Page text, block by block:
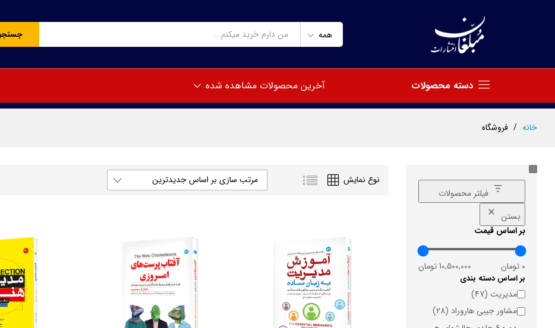
همه
دسته محصولات آخرین محصولات مشاهده شده
خانه / فروشگاه
نوع نمایش مرتب سازی بر اساس جدیدترین
فیلتر محصولات
بستن
بر اساس قیمت
0 تومان 10,500,000 تومان
بر اساس دسته بندی
دستهمدیریت (47)
مشاور جیبی هاروراد (28)